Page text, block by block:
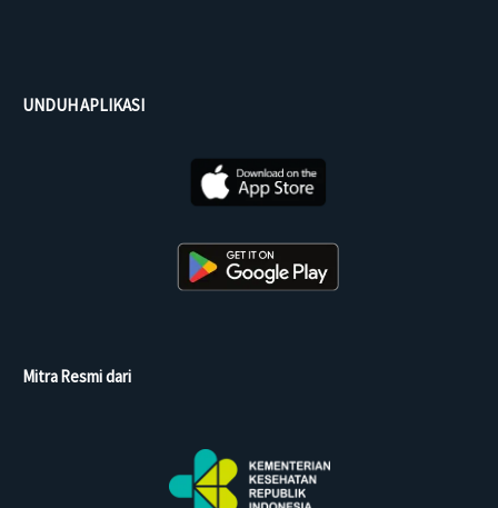
UNDUH APLIKASI
Mitra Resmi dari